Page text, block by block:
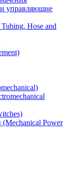
управляющие
Hose and
Power